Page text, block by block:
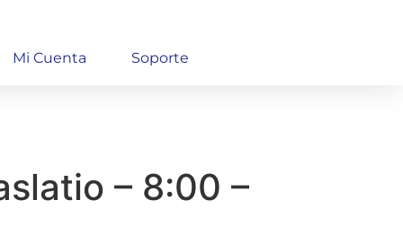
Mi Cuenta Soporte
– 8:00 –